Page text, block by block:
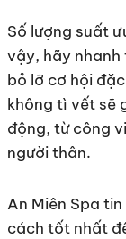
Số lượng suất
vậy, hãy
bỏ lỡ cơ hội
không tì vết sẽ
động, từ công
người thân.
An Miên Spa
cách tốt nhất